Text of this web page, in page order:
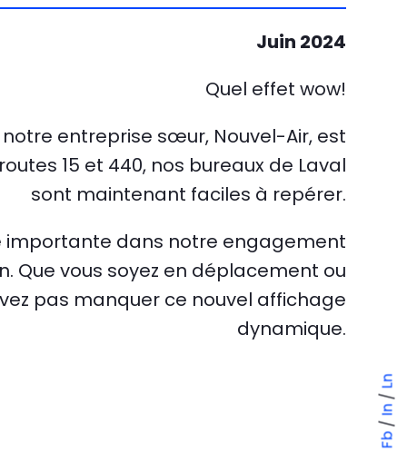
Fb
/
In
/
Ln
Juin 2024
Quel effet wow!
entreprise sœur, Nouvel-Air, est
15 et 440, nos bureaux de Laval
sont maintenant faciles à repérer.
importante dans notre engagement
Que vous soyez en déplacement ou
pas manquer ce nouvel affichage
dynamique.